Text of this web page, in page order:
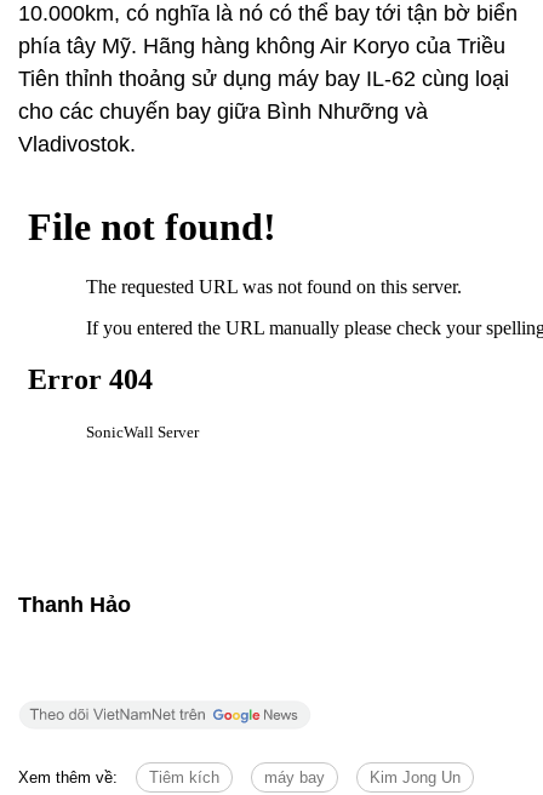
10.000km, có nghĩa là nó có thể bay tới tận bờ biển
phía tây Mỹ. Hãng hàng không Air Koryo của Triều
Tiên thỉnh thoảng sử dụng máy bay IL-62 cùng loại
cho các chuyến bay giữa Bình Nhưỡng và
Vladivostok.
Thanh Hảo
Xem thêm về: Tiêm kích máy bay Kim Jong Un